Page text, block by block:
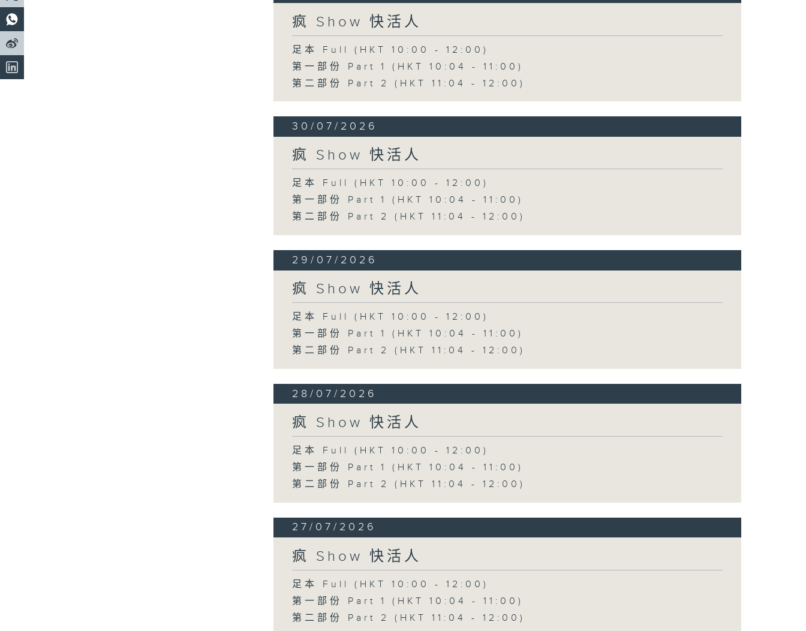
疯 Show 快活人
足本 Full (HKT 10:00 - 12:00)
第一部份 Part 1 (HKT 10:04 - 11:00)
第二部份 Part 2 (HKT 11:04 - 12:00)
30/07/2026
疯 Show 快活人
足本 Full (HKT 10:00 - 12:00)
第一部份 Part 1 (HKT 10:04 - 11:00)
第二部份 Part 2 (HKT 11:04 - 12:00)
29/07/2026
疯 Show 快活人
足本 Full (HKT 10:00 - 12:00)
第一部份 Part 1 (HKT 10:04 - 11:00)
第二部份 Part 2 (HKT 11:04 - 12:00)
28/07/2026
疯 Show 快活人
足本 Full (HKT 10:00 - 12:00)
第一部份 Part 1 (HKT 10:04 - 11:00)
第二部份 Part 2 (HKT 11:04 - 12:00)
27/07/2026
疯 Show 快活人
足本 Full (HKT 10:00 - 12:00)
第一部份 Part 1 (HKT 10:04 - 11:00)
第二部份 Part 2 (HKT 11:04 - 12:00)